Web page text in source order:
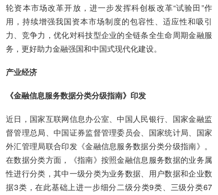
轮资本市场改革开放，进一步发挥科创板改革“试验田”作
用，持续增强我国资本市场制度的包容性、适应性和吸引
力、竞争力，优化对科技型企业的全链条全生命周期金融服
务，更好助力金融强国和中国式现代化建设。
产业经济
《金融信息服务数据分类分级指南》印发
近日，国家互联网信息办公室、中国人民银行、国家金融监
督管理总局、中国证券监督管理委员会、国家统计局、国家
外汇管理局联合印发《金融信息服务数据分类分级指南》。
在数据分类方面，《指南》按照金融信息服务数据的业务属
性进行分类，其中一级分类为业务数据、用户数据和企业数
据3类，在此基础上进一步细分二级分类9类、三级分类67